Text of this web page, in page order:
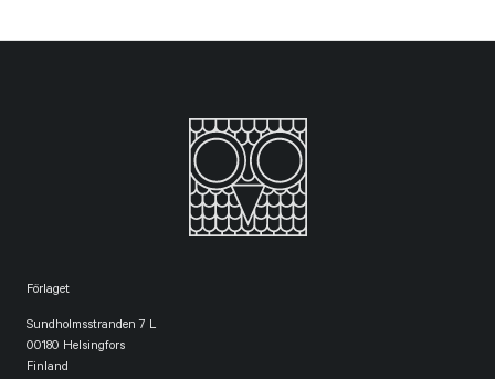
Förlaget
Sundholmsstranden 7 L
00180 Helsingfors
Finland